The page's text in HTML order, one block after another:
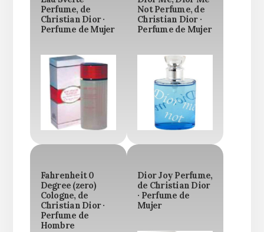
Perfume, de
Christian Dior ·
Perfume de Mujer
Not Perfume, de
Christian Dior ·
Perfume de Mujer
Fahrenheit 0
Degree (zero)
Cologne, de
Christian Dior ·
Perfume de
Hombre
Dior Joy Perfume,
de Christian Dior
· Perfume de
Mujer